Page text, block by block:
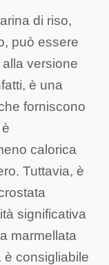
di riso,
può essere
versione
è una
forniscono
calorica
Tuttavia, è
significativa
marmellata
è consigliabile